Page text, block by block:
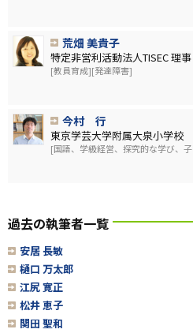
荒畑 美貴子
特定非営利活動法人TISEC 理事
[教員育成][発達障害]
今村 行
東京学芸大学附属大泉小学校
[国語、学級経営、探究的な学び、
過去の執筆者一覧
安居 長敏
樋口 万太郎
江尻 寛正
松井 恵子
関田 聖和